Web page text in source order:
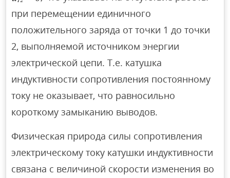
при перемещении единичного
положительного заряда от точки 1 до точки
2, выполняемой источником энергии
электрической цепи. Т.е. катушка
индуктивности сопротивления постоянному
току не оказывает, что равносильно
короткому замыканию выводов.
Физическая природа силы сопротивления
электрическому току катушки индуктивности
связана с величиной скорости изменения во